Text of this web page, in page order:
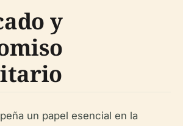
y
un papel esencial en la